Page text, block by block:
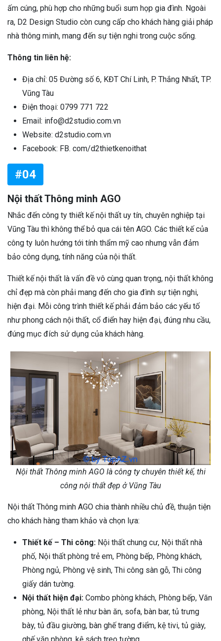
ấm cúng, phù hợp cho những buổi sum họp gia đình. Ngoài
ra, D2 Design Studio còn cung cấp cho khách hàng giải pháp
nhà thông minh, mang đến sự tiện nghi trong cuộc sống.
Thông tin liên hệ:
Địa chỉ: 05 Đường số 6, KĐT Chí Linh, P. Thắng Nhất, TP.
Vũng Tàu
Điện thoại: 0799 771 722
Email: info@d2studio.com.vn
Website: d2studio.com.vn
Facebook: FB. com/d2thietkenoithat
#04
Nội thất Thông minh AGO
Nhắc đến công ty thiết kế nội thất uy tín, chuyên nghiệp tại
Vũng Tàu thì không thể bỏ qua cái tên AGO. Các thiết kế của
công ty luôn hướng tới tính thẩm mỹ cao nhưng vẫn đảm
bảo công dụng, tính năng của nội thất.
Thiết kế nội thất là vấn đề vô cùng quan trọng, nội thất không
chỉ đẹp mà còn phải mang đến cho gia đình sự tiện nghi,
hiện đại. Mỗi công trình thiết kế phải đảm bảo các yếu tố
như phong cách nội thất, cổ điển hay hiện đại, đúng nhu cầu,
đúng mục đích sử dụng của khách hàng.
Nội thất Thông minh AGO là công ty chuyên thiết kế, thi
công nội thất đẹp ở Vũng Tàu
Nội thất Thông minh AGO chia thành nhiều chủ đề, thuận tiện
cho khách hàng tham khảo và chọn lựa:
Thiết kế – Thi công: Nội thất chung cư, Nội thất nhà
phố, Nội thất phòng trẻ em, Phòng bếp, Phòng khách,
Phòng ngủ, Phòng vệ sinh, Thi công sàn gỗ, Thi công
giấy dán tường.
Nội thất hiện đại: Combo phòng khách, Phòng bếp, Văn
phòng, Nội thất lẻ như bàn ăn, sofa, bàn bar, tủ trưng
bày, tủ đầu giường, bàn ghế trang điểm, kệ tivi, tủ giày,